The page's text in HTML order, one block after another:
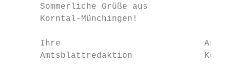
      Sommerliche Grüße aus
      Korntal-Münchingen!
Ihre                            An
Amtsblattredaktion